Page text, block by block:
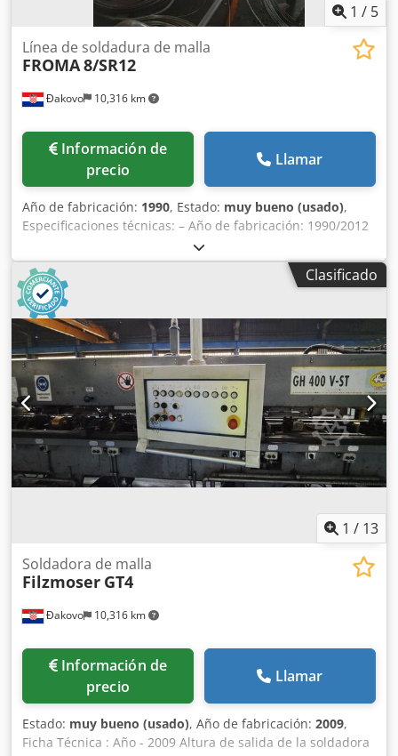
1 / 5
Đakovo 10,316 km
Línea de soldadura de malla
FROMA8/SR12
Información de
precio
Llamar
Año de fabricación: 1990, Estado: muy bueno (usado),
Especificaciones técnicas: – Año de fabricación: 1990/2012
– Modelo: 8/SR12 – Velocidad: máx. 70 ciclos/min. – Rango
de la abertura de la malla: 25×25 – 100×100 mm – Rango
del grosor del alambre: 1,5 – 5 mm Dksdjd Sfgbjpfx Aamjr –
Número de transformadores: 4 x 100 kW – Ancho de la
malla: máx. 1200 m – Longitud de la malla: 1000 – 3000
mm En 2012 se instaló un nuevo panel de control y se
reemplazaron los transformadores.
Clasificado
1 / 13
Đakovo 10,316 km
Soldadora de malla
Filzmoser GT4
Información de
precio
Llamar
Estado: muy bueno (usado), Año de fabricación: 2009,
Ficha Técnica : Año - 2009 Altura de salida de la soldadora